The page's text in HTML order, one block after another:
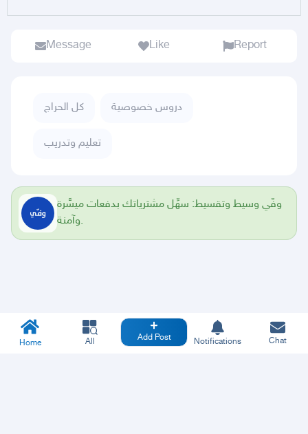
Message Like Report
كل الحراج دروس خصوصية
تعليم وتدريب
وفّي وسيط وتقسيط: سهِّل مشترياتك بدفعات ميسَّرة
وآمنة.
Home All Add Post Notifications Chat